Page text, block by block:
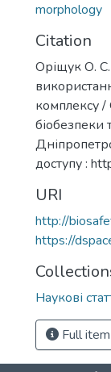
morphology
Citation
Оріщук О. С.
комплексу
біобезпеки
доступу :
URI
http://
https://
Наукові
Full